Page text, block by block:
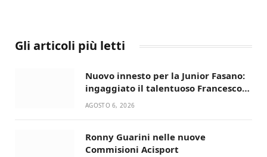
Gli articoli più letti
Nuovo innesto per la Junior Fasano:
ingaggiato il talentuoso Francesco
Lupo Timini
AGOSTO 6, 2026
Ronny Guarini nelle nuove
Commisioni Acisport